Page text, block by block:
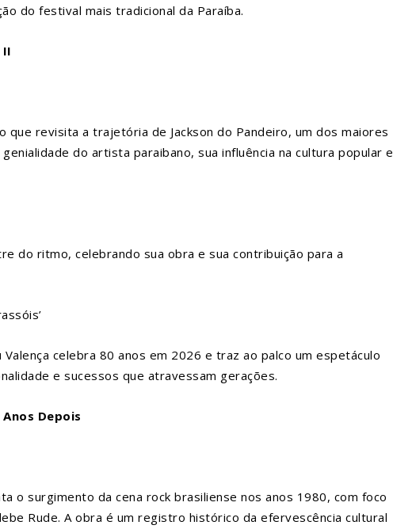
do festival mais tradicional da Paraíba.
que revisita a trajetória de Jackson do Pandeiro, um dos maiores
do artista paraibano, sua influência na cultura popular e
do ritmo, celebrando sua obra e sua contribuição para a
celebra 80 anos em 2026 e traz ao palco um espetáculo
e sucessos que atravessam gerações.
Depois
o surgimento da cena rock brasiliense nos anos 1980, com foco
Rude. A obra é um registro histórico da efervescência cultural